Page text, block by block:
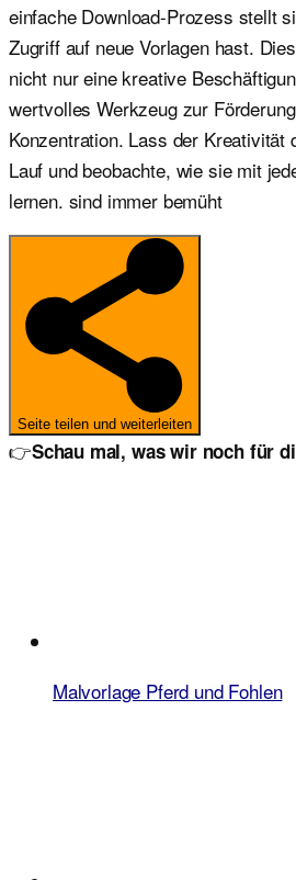
einfache Download-Prozess stellt
Zugriff auf neue Vorlagen hast.
nicht nur eine kreative
wertvolles Werkzeug zur
Konzentration. Lass der Kreativität
Lauf und beobachte, wie sie mit
lernen. sind immer bemüht
Seite teilen und weiterleiten
👉Schau mal, was wir noch für
Malvorlage Pferd und Fohlen